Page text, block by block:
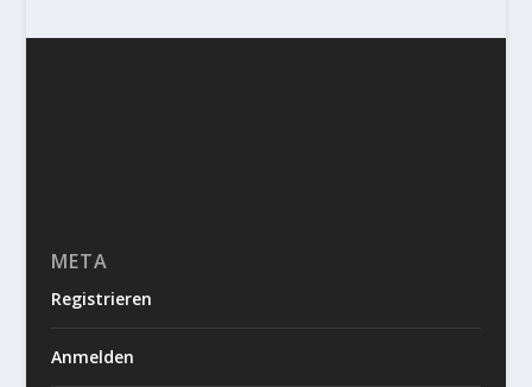
META
Registrieren
Anmelden